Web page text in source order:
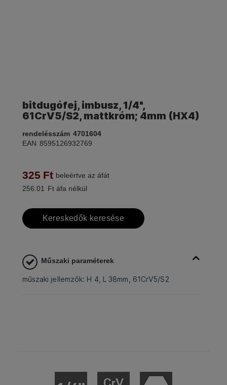
bitdugófej, imbusz, 1/4",
61CrV5/S2, mattkróm; 4mm (HX4)
rendelésszám 4701604
EAN 8595126932769
325 Ft beleértve az áfát
256.01
Ft áfa nélkül
Kereskedők keresése
Műszaki paraméterek
műszaki jellemzők: H 4, L 38mm, 61CrV5/S2